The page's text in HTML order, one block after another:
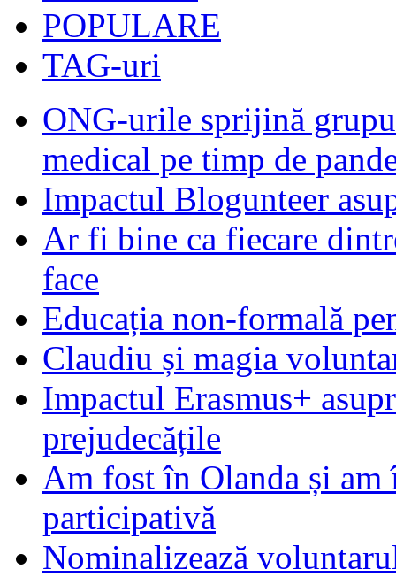
POPULARE
TAG-uri
ONG-urile sprijină
medical pe timp de
Impactul Blogunteer
Ar fi bine ca fiecare
face
Educația non-formală
Claudiu și magia
Impactul Erasmus+
prejudecățile
Am fost în Olanda și am
participativă
Nominalizează